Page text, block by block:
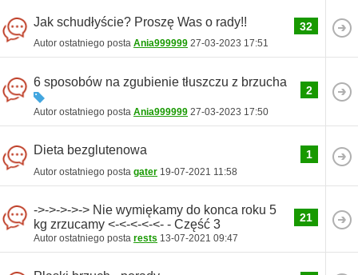
Jak schudłyście? Proszę Was o rady!!
Autor ostatniego posta Ania999999 27-03-2023 17:51
32
6 sposobów na zgubienie tłuszczu z brzucha
Autor ostatniego posta Ania999999 27-03-2023 17:50
2
Dieta bezglutenowa
Autor ostatniego posta gater 19-07-2021 11:58
1
->->->->-> Nie wymiękamy do konca roku 5
kg zrzucamy <-<-<-<-<- - Część 3
Autor ostatniego posta rests 13-07-2021 09:47
21